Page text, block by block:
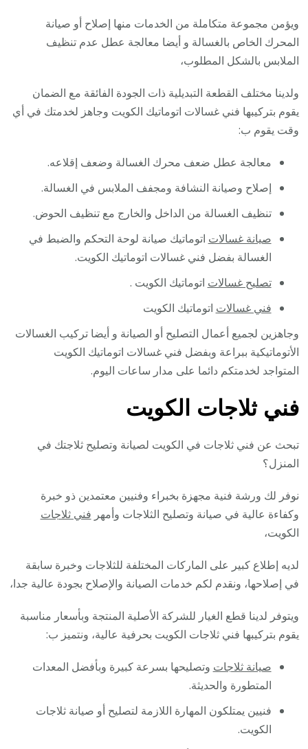
ويؤمن مجموعة متكاملة من الخدمات منها إصلاح أو صيانة
المحرك الخاص بالغسالة و أيضا معالجة عطل عدم تنظيف
الملابس بالشكل المطلوب،
ولدينا مختلف القطعة التبديلية ذات الجودة الفائقة مع الضمان
يقوم بتركيبها فني غسالات اتوماتيك الكويت وجاهز لخدمتك في أي
وقت يقوم ب:
معالجة عطل ضعف محرك الغسالة وضعف إقلاعه.
إصلاح وصيانة النشافة ومجفف الملابس في الغسالة.
تنظيف الغسالة من الداخل والخارج مع تنظيف الحوض.
صيانة غسالات اتوماتيك صيانة لوحة التحكم والضبط في
الغسالة بفضل فني غسالات اتوماتيك الكويت.
تصليح غسالات اتوماتيك الكويت .
فني غسالات اتوماتيك الكويت
وجاهزين لجميع أعمال التصليح أو الصيانة و أيضا تركيب الغسالات
الأتوماتيكية ببراعة وبفضل فني غسالات اتوماتيك الكويت
المتواجد لخدمتكم دائما على مدار ساعات اليوم.
فني ثلاجات الكويت
تبحث عن فني ثلاجات في الكويت لصيانة وتصليح ثلاجتك في
المنزل؟
نوفر لك ورشة فنية مجهزة بخبراء وفنيين معتمدين ذو خبرة
وكفاءة عالية في صيانة وتصليح الثلاجات وأمهر فني ثلاجات
الكويت،
لديه إطلاع كبير على الماركات المختلفة للثلاجات وخبرة سابقة
في إصلاحها، ونقدم لكم خدمات الصيانة والإصلاح بجودة عالية جدا،
ويتوفر لدينا قطع الغيار للشركة الأصلية المنتجة وبأسعار مناسبة
يقوم بتركيبها فني ثلاجات الكويت بحرفية عالية، ونتميز ب:
صيانة ثلاجات وتصليحها بسرعة كبيرة وبأفضل المعدات
المتطورة والحديثة.
فنيين يمتلكون المهارة اللازمة لتصليح أو صيانة ثلاجات
الكويت.